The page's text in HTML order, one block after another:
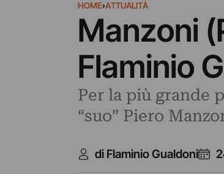
HOME›ATTUALITÀ
Manzoni
Flaminio
Per la più grande
“suo” Piero
di Flaminio Gualdoni